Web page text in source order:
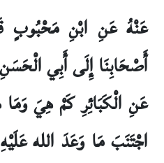
عَنْهُ عَنِ ابْنِ
أَصْحَابِنَا إِلَى أَبِي
عَنِ الْكَبَائِرِ كَمْ هِيَ
اجْتَنَبَ مَا وَعَدَ الله